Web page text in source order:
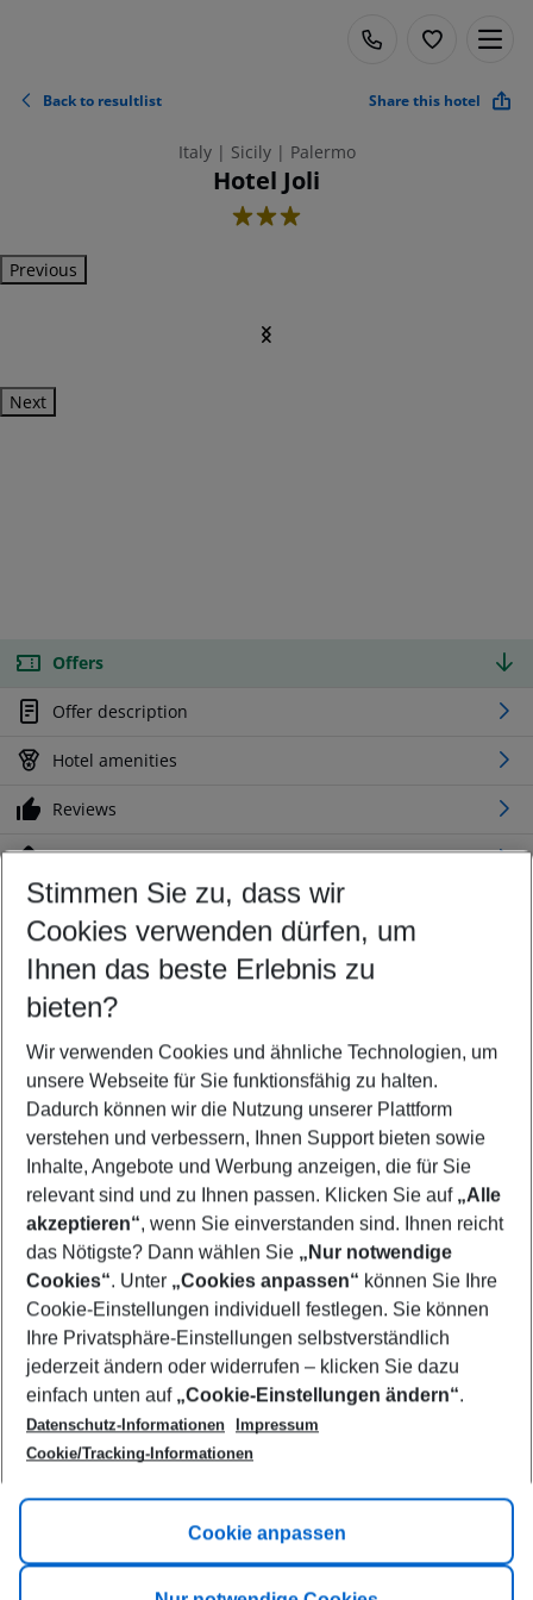
Back to resultlist Share this hotel
Italy | Sicily | Palermo
Hotel Joli
3
Previous
Next
Offers
Offer description
Hotel amenities
Reviews
Location
Customize your offer
Find the perfect deal which suits your best
Your departure airport
Any airport
Select your date range
08/08/26–06/08/27 5-8 nights
Who will travel
2 adults No children
Show more filter
Footer
Footer navigation
Title A
Link A
Stimmen Sie zu, dass wir
Cookies verwenden dürfen, um
Ihnen das beste Erlebnis zu
bieten?
Wir verwenden Cookies und ähnliche Technologien, um
unsere Webseite für Sie funktionsfähig zu halten.
Dadurch können wir die Nutzung unserer Plattform
verstehen und verbessern, Ihnen Support bieten sowie
Inhalte, Angebote und Werbung anzeigen, die für Sie
relevant sind und zu Ihnen passen. Klicken Sie auf „Alle
akzeptieren“, wenn Sie einverstanden sind. Ihnen reicht
das Nötigste? Dann wählen Sie „Nur notwendige
Cookies“. Unter „Cookies anpassen“ können Sie Ihre
Cookie-Einstellungen individuell festlegen. Sie können
Ihre Privatsphäre-Einstellungen selbstverständlich
jederzeit ändern oder widerrufen – klicken Sie dazu
einfach unten auf „Cookie-Einstellungen ändern“.
Datenschutz-Informationen
Impressum
Cookie/Tracking-Informationen
Cookie anpassen